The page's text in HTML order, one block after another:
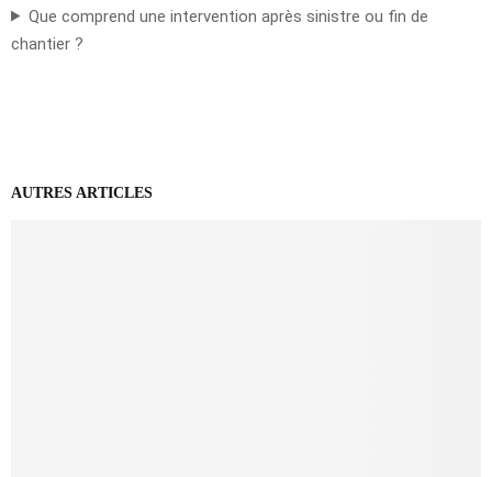
Que comprend une intervention après sinistre ou fin de
chantier ?
AUTRES ARTICLES